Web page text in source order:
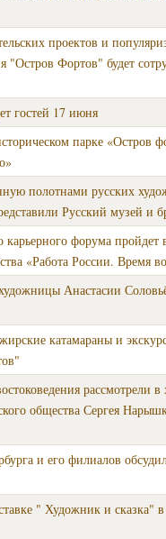
проектов и
"Остров Фортов" будет
гостей 17 июня
парке «Остров
полотнами русских
Русский музей и
форума пройдет
«Работа России. Время
Анастасии
катамараны и
рассмотрели в
общества Сергея
и его филиалов
" Художник и сказка"